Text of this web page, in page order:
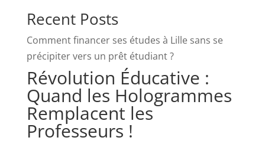
Recent Posts
Comment financer ses études à Lille sans se
précipiter vers un prêt étudiant ?
Révolution Éducative :
Quand les Hologrammes
Remplacent les
Professeurs !